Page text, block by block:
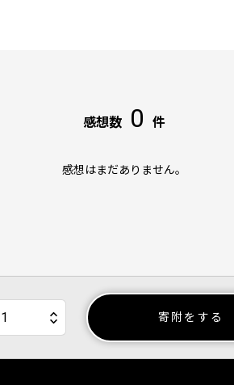
感想数 0 件
感想はまだありません。
寄附をする